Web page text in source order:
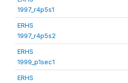
1997_r4p5s1
ERHS
1997_r4p5s2
ERHS
1999_p1sec1
ERHS